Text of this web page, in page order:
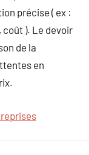
précise ( ex :
). Le devoir
de la
en